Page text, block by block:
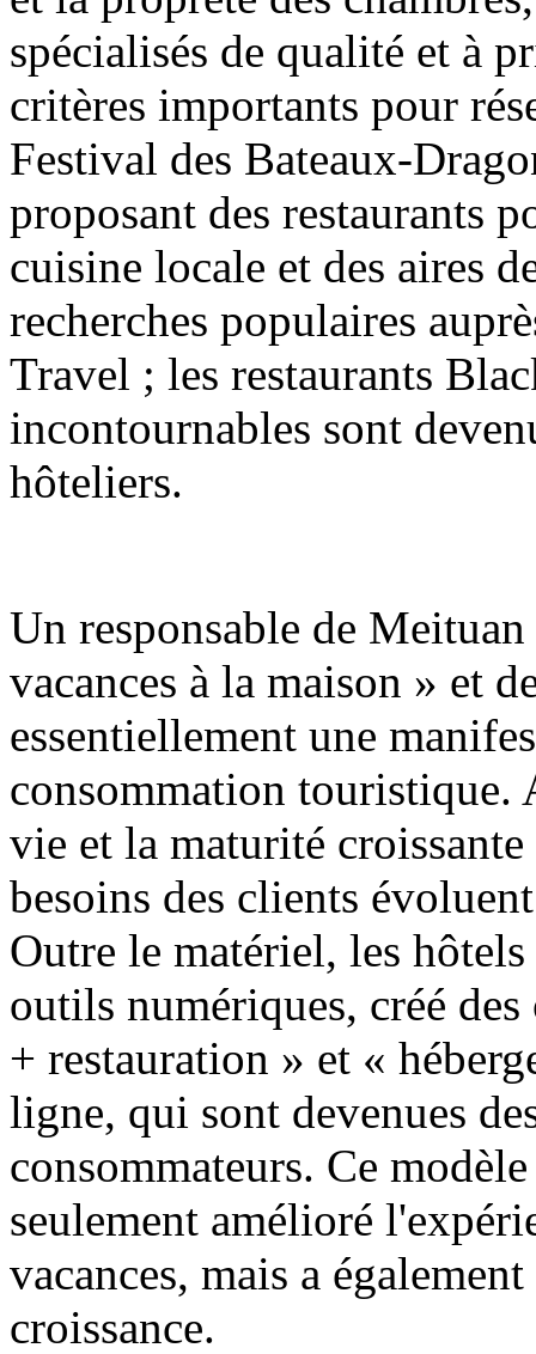
spécialisés de qualité et à
critères importants pour
Festival des Bateaux-
proposant des restaurants
cuisine locale et des aires
recherches populaires
Travel ; les restaurants
incontournables sont
hôteliers.
Un responsable de
vacances à la maison » et
essentiellement une
consommation touristique.
vie et la maturité
besoins des clients
Outre le matériel, les
outils numériques, créé
+ restauration » et «
ligne, qui sont devenues
consommateurs. Ce
seulement amélioré
vacances, mais a
croissance.